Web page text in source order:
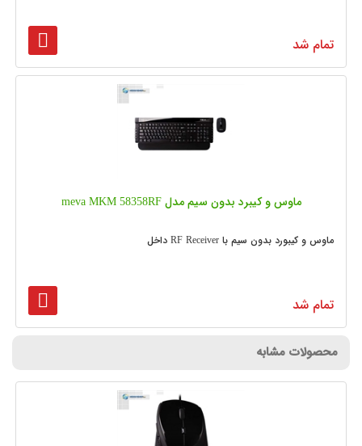
تمام شد
ماوس و کیبرد بدون سیم مدل meva MKM 58358RF
ماوس و کیبورد بدون سیم با RF Receiver داخل
تمام شد
محصولات مشابه